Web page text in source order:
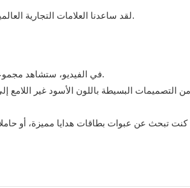
لقد ساعدنا العلامات التجارية العالمية على تحسين عرض منتجاتها من خلال تغليف بطاقات الهدايا المخصصة التي تجمع بين الإبداع والجودة.
في الفيديو، ستشاهد مجموعة متنوعة من حاملات بطاقات الهدايا وصناديقها المخصصة بأحجام وتشطيبات وأنماط شعارات مختلفة.
من التصميمات البسيطة باللون الأسود غير اللامع
كنت تبحث عن عبوات بطاقات هدايا مميزة، أو